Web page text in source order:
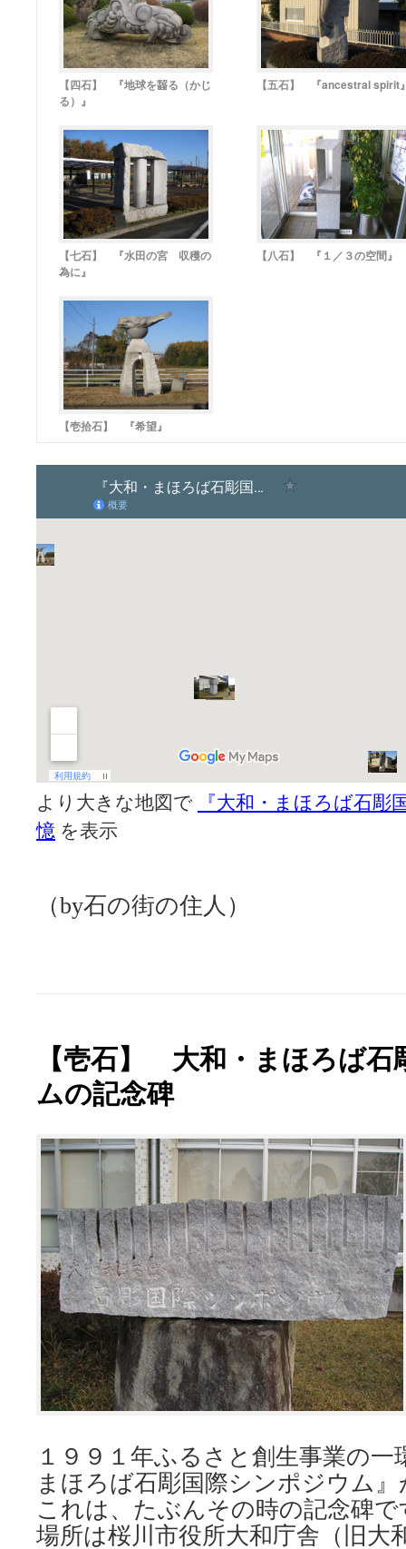
【四石】 『地球を齧る（かじ
る）』
【五石】 『ancestral spirit
【七石】 『水田の宮 収穫の
為に』
【八石】 『１／３の空間』
【壱拾石】 『希望』
より大きな地図で
『大和・まほろば石
憶 を表示
（by石の街の住人）
【壱石】 大和・まほろば石
ムの記念碑
１９９１年ふるさと創生事業の一
まほろば石彫国際シンポジウム
これは、たぶんその時の記念碑で
場所は桜川市役所大和庁舎（旧大